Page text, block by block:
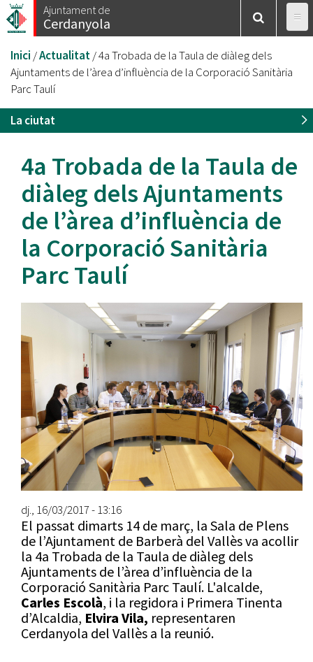
Vés
al
Ajuntament de
Cerdanyola
Esteu
aquí
Inici /Actualitat/4a Trobada de la Taula de diàleg dels
Ajuntaments de l’àrea d’influència de la Corporació Sanitària
Parc Taulí
La ciutat
4a Trobada de la Taula de
diàleg dels Ajuntaments
de l’àrea d’influència de
la Corporació Sanitària
Parc Taulí
dj., 16/03/2017 - 13:16
El passat dimarts 14 de març, la Sala de Plens
de l’Ajuntament de Barberà del Vallès va acollir
la 4a Trobada de la Taula de diàleg dels
Ajuntaments de l’àrea d’influència de la
Corporació Sanitària Parc Taulí. L'alcalde,
Carles Escolà, i la regidora i Primera Tinenta
d’Alcaldia, Elvira Vila, representaren
Cerdanyola del Vallès a la reunió.